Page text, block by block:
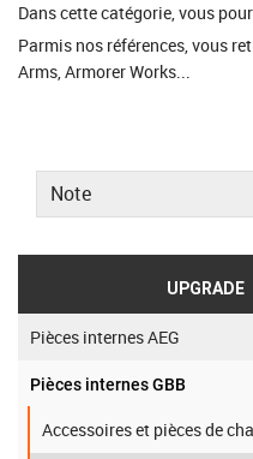
Dans cette catégorie, vous
Parmis nos références, vous
Arms, Armorer Works...
Note
UPGRADE
Pièces internes AEG
Pièces internes GBB
Accessoires et pièces de